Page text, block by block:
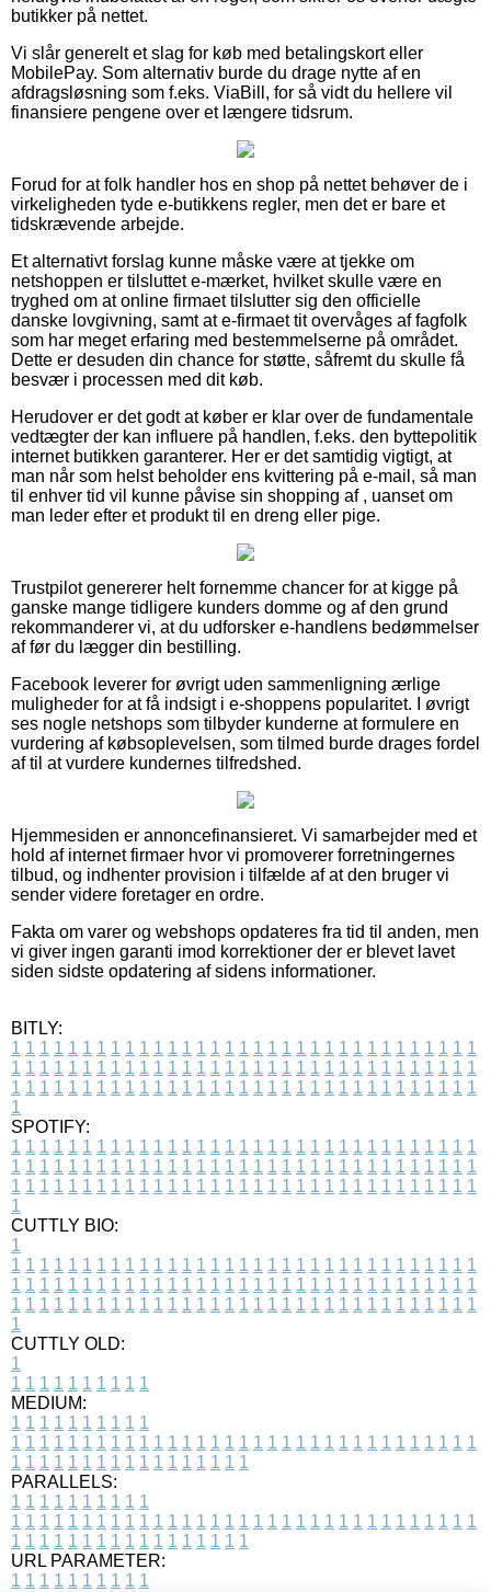
butikker på nettet.
Vi slår generelt et slag for køb med betalingskort eller
MobilePay. Som alternativ burde du drage nytte af en
afdragsløsning som f.eks. ViaBill, for så vidt du hellere vil
finansiere pengene over et længere tidsrum.
Forud for at folk handler hos en shop på nettet behøver de i
virkeligheden tyde e-butikkens regler, men det er bare et
tidskrævende arbejde.
Et alternativt forslag kunne måske være at tjekke om
netshoppen er tilsluttet e-mærket, hvilket skulle være en
tryghed om at online firmaet tilslutter sig den officielle
danske lovgivning, samt at e-firmaet tit overvåges af fagfolk
som har meget erfaring med bestemmelserne på området.
Dette er desuden din chance for støtte, såfremt du skulle få
besvær i processen med dit køb.
Herudover er det godt at køber er klar over de fundamentale
vedtægter der kan influere på handlen, f.eks. den byttepolitik
internet butikken garanterer. Her er det samtidig vigtigt, at
man når som helst beholder ens kvittering på e-mail, så man
til enhver tid vil kunne påvise sin shopping af , uanset om
man leder efter et produkt til en dreng eller pige.
Trustpilot genererer helt fornemme chancer for at kigge på
ganske mange tidligere kunders domme og af den grund
rekommanderer vi, at du udforsker e-handlens bedømmelser
af før du lægger din bestilling.
Facebook leverer for øvrigt uden sammenligning ærlige
muligheder for at få indsigt i e-shoppens popularitet. I øvrigt
ses nogle netshops som tilbyder kunderne at formulere en
vurdering af købsoplevelsen, som tilmed burde drages fordel
af til at vurdere kundernes tilfredshed.
Hjemmesiden er annoncefinansieret. Vi samarbejder med et
hold af internet firmaer hvor vi promoverer forretningernes
tilbud, og indhenter provision i tilfælde af at den bruger vi
sender videre foretager en ordre.
Fakta om varer og webshops opdateres fra tid til anden, men
vi giver ingen garanti imod korrektioner der er blevet lavet
siden sidste opdatering af sidens informationer.
BITLY:
1 1 1 1 1 1 1 1 1 1 1 1 1 1 1 1 1 1 1 1 1 1 1 1 1 1 1 1 1 1 1 1 1
1 1 1 1 1 1 1 1 1 1 1 1 1 1 1 1 1 1 1 1 1 1 1 1 1 1 1 1 1 1 1 1 1
1 1 1 1 1 1 1 1 1 1 1 1 1 1 1 1 1 1 1 1 1 1 1 1 1 1 1 1 1 1 1 1 1
1
SPOTIFY:
1 1 1 1 1 1 1 1 1 1 1 1 1 1 1 1 1 1 1 1 1 1 1 1 1 1 1 1 1 1 1 1 1
1 1 1 1 1 1 1 1 1 1 1 1 1 1 1 1 1 1 1 1 1 1 1 1 1 1 1 1 1 1 1 1 1
1 1 1 1 1 1 1 1 1 1 1 1 1 1 1 1 1 1 1 1 1 1 1 1 1 1 1 1 1 1 1 1 1
1
CUTTLY BIO:
1
1 1 1 1 1 1 1 1 1 1 1 1 1 1 1 1 1 1 1 1 1 1 1 1 1 1 1 1 1 1 1 1 1
1 1 1 1 1 1 1 1 1 1 1 1 1 1 1 1 1 1 1 1 1 1 1 1 1 1 1 1 1 1 1 1 1
1 1 1 1 1 1 1 1 1 1 1 1 1 1 1 1 1 1 1 1 1 1 1 1 1 1 1 1 1 1 1 1 1
1
CUTTLY OLD:
1
1 1 1 1 1 1 1 1 1 1
MEDIUM:
1 1 1 1 1 1 1 1 1 1
1 1 1 1 1 1 1 1 1 1 1 1 1 1 1 1 1 1 1 1 1 1 1 1 1 1 1 1 1 1 1 1 1
1 1 1 1 1 1 1 1 1 1 1 1 1 1 1 1 1
PARALLELS:
1 1 1 1 1 1 1 1 1 1
1 1 1 1 1 1 1 1 1 1 1 1 1 1 1 1 1 1 1 1 1 1 1 1 1 1 1 1 1 1 1 1 1
1 1 1 1 1 1 1 1 1 1 1 1 1 1 1 1 1
URL PARAMETER:
1 1 1 1 1 1 1 1 1 1